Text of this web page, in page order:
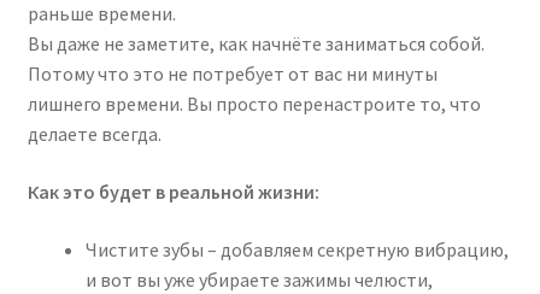
раньше времени.
Вы даже не заметите, как начнёте заниматься собой.
Потому что это не потребует от вас ни минуты
лишнего времени. Вы просто перенастроите то, что
делаете всегда.
Как это будет в реальной жизни:
Чистите зубы – добавляем секретную вибрацию,
и вот вы уже убираете зажимы челюсти,